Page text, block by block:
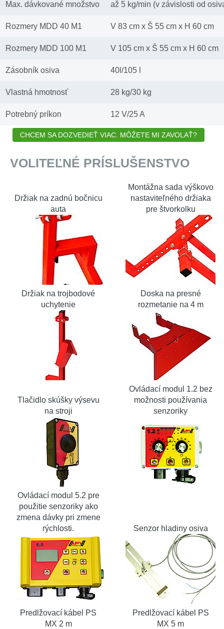
Max. dávkované množstvo až 5 kg/min (v závislosti od
Rozmery MDD 40 M1 V 83 cm x Š 55 cm x H 60 cm
Rozmery MDD 100 M1 V 105 cm x Š 55 cm x H 60 cm
Zásobník osiva 40l/105 l
Vlastná hmotnosť 28 kg/30 kg
Potrebný príkon 12 V/25 A
CHCEM SA DOZVEDIEŤ VIAC. MÔŽETE MI ZAVOLAŤ?
VOLITEĽNÉ PRÍSLUŠENSTVO
Držiak na zadnú bočnicu
auta
Montážna sada výškovo
nastaviteľného držiaka
pre štvorkolku
Držiak na trojbodové
uchytenie
Doska na presné
rozmetanie na 4 m
Tlačidlo skúšky výsevu
na stroji
Ovládací modul 1.2 bez
možnosti používania
senzoriky
Ovládací modul 5.2 pre
použitie senzoriky ako
zmena dávky pri zmene
rýchlosti.
Senzor hladiny osiva
Predlžovací kábel PS
MX 2 m
Predlžovací kábel PS
MX 5 m